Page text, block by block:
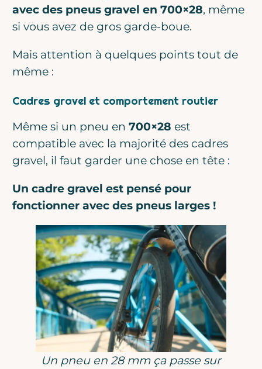
avec des pneus gravel en 700×28, même
si vous avez de gros garde-boue.
Mais attention à quelques points tout de
même :
Cadres gravel et comportement routier
Même si un pneu en700×28 est
compatible avec la majorité des cadres
gravel, il faut garder une chose en tête :
Un cadre gravel est pensé pour
fonctionner avec des pneus larges !
Un pneu en 28 mm ça passe sur